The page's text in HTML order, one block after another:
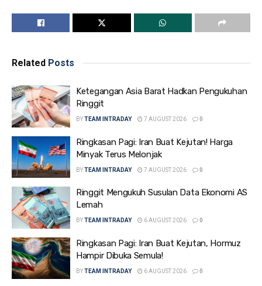
Related Posts
Ketegangan Asia Barat Hadkan Pengukuhan
Ringgit
BYTEAM INTRADAY 7 AUGUST 2026 0
Ringkasan Pagi: Iran Buat Kejutan! Harga
Minyak Terus Melonjak
BYTEAM INTRADAY 7 AUGUST 2026 0
Ringgit Mengukuh Susulan Data Ekonomi AS
Lemah
BYTEAM INTRADAY 6 AUGUST 2026 0
Ringkasan Pagi: Iran Buat Kejutan, Hormuz
Hampir Dibuka Semula!
BYTEAM INTRADAY 6 AUGUST 2026 0